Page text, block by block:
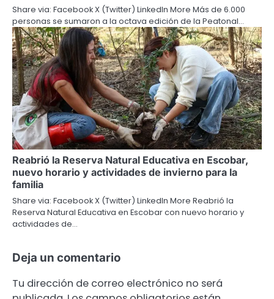
Share via: Facebook X (Twitter) LinkedIn More Más de 6.000
personas se sumaron a la octava edición de la Peatonal…
Reabrió la Reserva Natural Educativa en Escobar,
nuevo horario y actividades de invierno para la
familia
Share via: Facebook X (Twitter) LinkedIn More Reabrió la
Reserva Natural Educativa en Escobar con nuevo horario y
actividades de…
Deja un comentario
Tu dirección de correo electrónico no será